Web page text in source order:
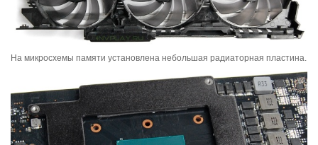
На микросхемы памяти установлена небольшая радиаторная пластина.